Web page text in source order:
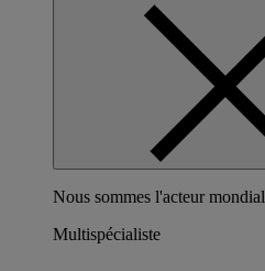
Nous sommes l'acteur
Multispécialiste